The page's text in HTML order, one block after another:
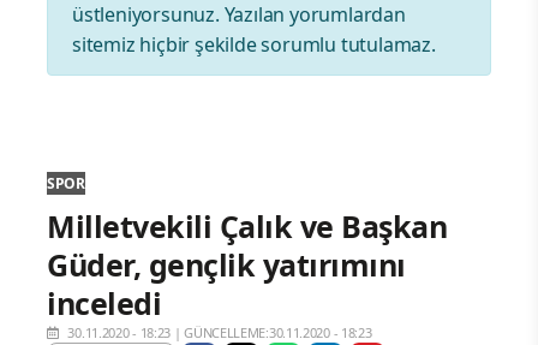
üstleniyorsunuz. Yazılan yorumlardan
sitemiz hiçbir şekilde sorumlu tutulamaz.
SPOR
Milletvekili Çalık ve Başkan
Güder, gençlik yatırımını
inceledi
30.11.2020 - 18:23 |GÜNCELLEME:30.11.2020 - 18:23